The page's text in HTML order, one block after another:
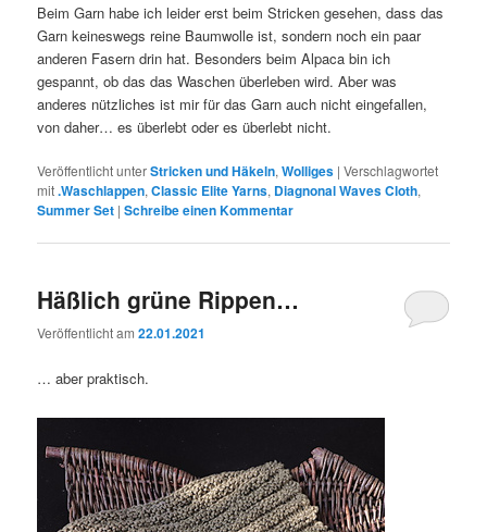
Beim Garn habe ich leider erst beim Stricken gesehen, dass das
Garn keineswegs reine Baumwolle ist, sondern noch ein paar
anderen Fasern drin hat. Besonders beim Alpaca bin ich
gespannt, ob das das Waschen überleben wird. Aber was
anderes nützliches ist mir für das Garn auch nicht eingefallen,
von daher… es überlebt oder es überlebt nicht.
Veröffentlicht unterStricken und Häkeln,Wolliges |Verschlagwortet
mit.Waschlappen,Classic Elite Yarns, Diagnonal Waves Cloth,
Summer Set |Schreibe einen Kommentar
Häßlich grüne Rippen…
Veröffentlicht am22.01.2021
… aber praktisch.